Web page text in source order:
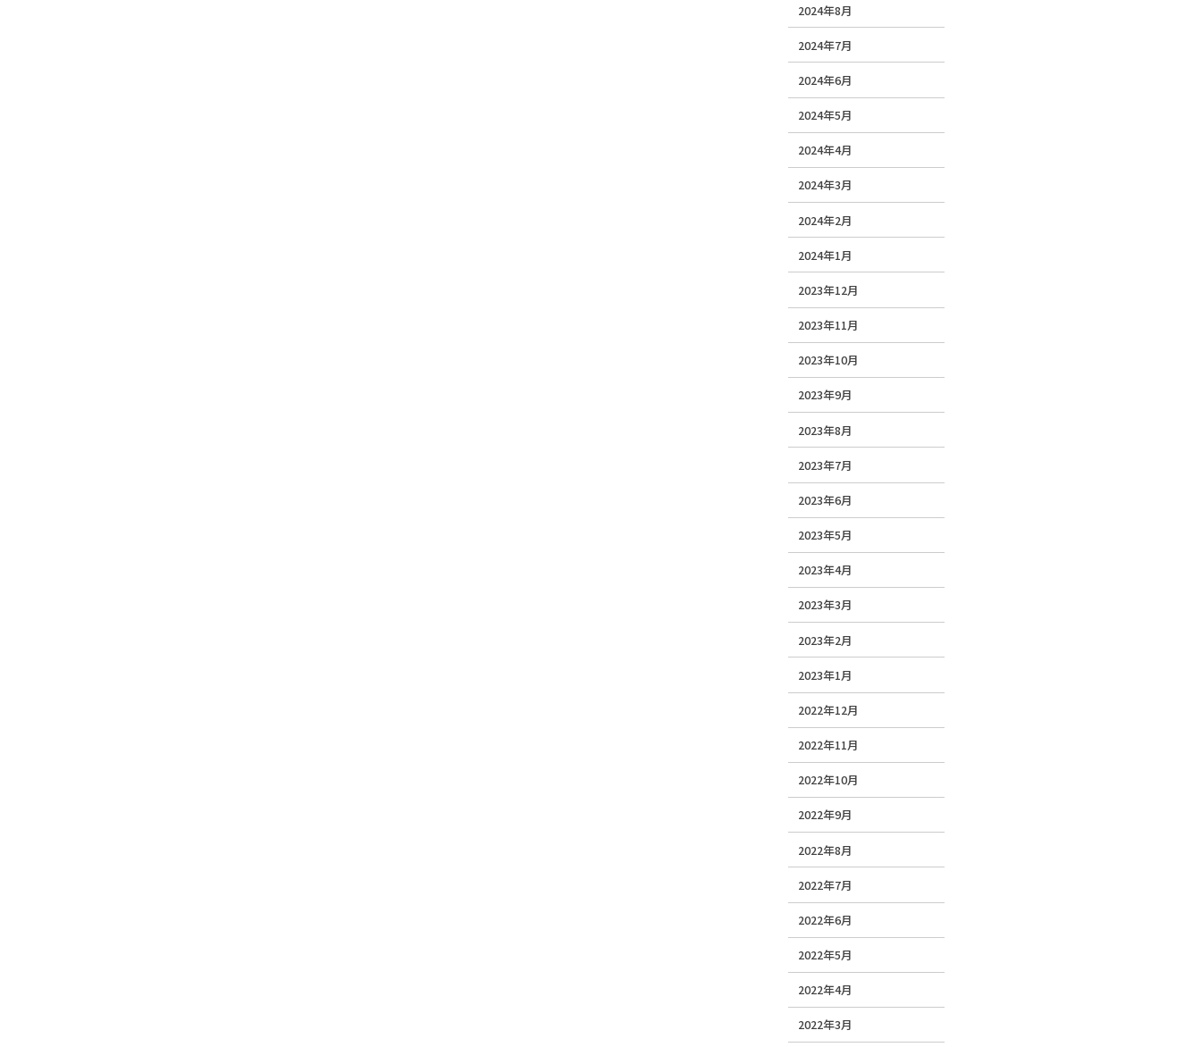
2024年8月
2024年7月
2024年6月
2024年5月
2024年4月
2024年3月
2024年2月
2024年1月
2023年12月
2023年11月
2023年10月
2023年9月
2023年8月
2023年7月
2023年6月
2023年5月
2023年4月
2023年3月
2023年2月
2023年1月
2022年12月
2022年11月
2022年10月
2022年9月
2022年8月
2022年7月
2022年6月
2022年5月
2022年4月
2022年3月